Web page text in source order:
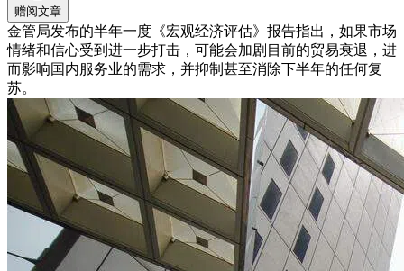
赠阅文章
金管局发布的半年一度《宏观经济评估》报告指出，如果市场
情绪和信心受到进一步打击，可能会加剧目前的贸易衰退，进
而影响国内服务业的需求，并抑制甚至消除下半年的任何复
苏。